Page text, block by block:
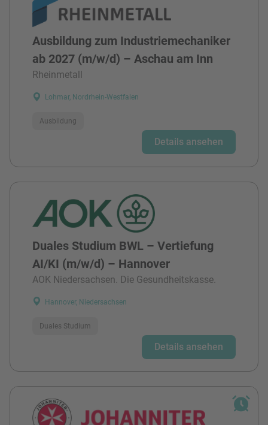
Ausbildung zum Industriemechaniker
ab 2027 (m/w/d) – Aschau am Inn
Rheinmetall
Lohmar, Nordrhein-Westfalen
Ausbildung
Details ansehen
Duales Studium BWL – Vertiefung
AI/KI (m/w/d) – Hannover
AOK Niedersachsen. Die Gesundheitskasse.
Hannover, Niedersachsen
Duales Studium
Details ansehen